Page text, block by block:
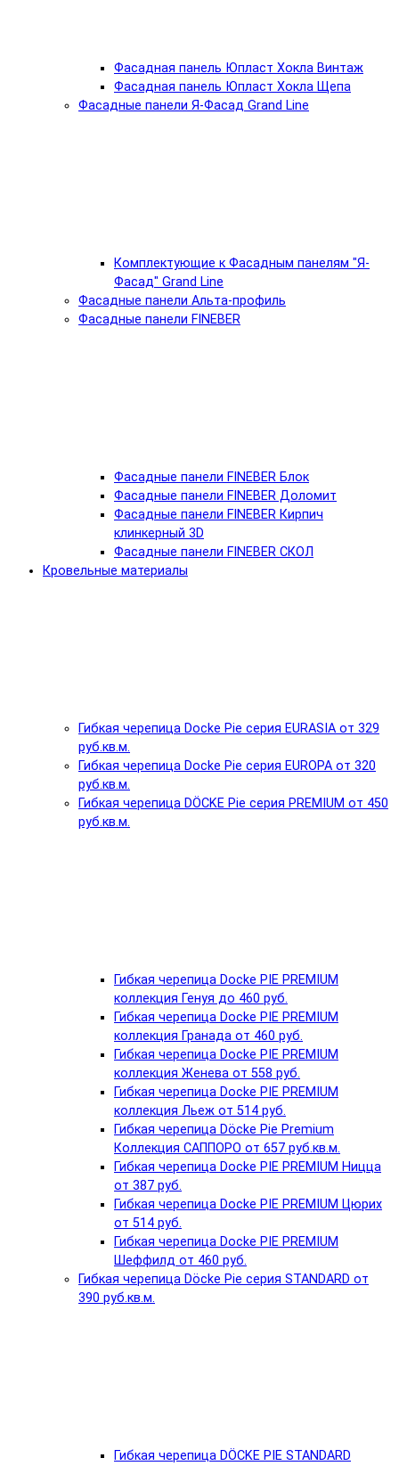
Фасадная панель Юпласт Хокла Винтаж
Фасадная панель Юпласт Хокла Щепа
Фасадные панели Я-Фасад Grand Line
Комплектующие к Фасадным панелям "Я-
Фасад" Grand Line
Фасадные панели Альта-профиль
Фасадные панели FINEBER
Фасадные панели FINEBER Блок
Фасадные панели FINEBER Доломит
Фасадные панели FINEBER Кирпич
клинкерный 3D
Фасадные панели FINEBER СКОЛ
Кровельные материалы
Гибкая черепица Docke Pie серия EURASIA от 329
руб.кв.м.
Гибкая черепица Docke Pie серия EUROPA от 320
руб.кв.м.
Гибкая черепица DÖCKE Pie серия PREMIUM от 450
руб.кв.м.
Гибкая черепица Docke PIE PREMIUM
коллекция Генуя до 460 руб.
Гибкая черепица Docke PIE PREMIUM
коллекция Гранада от 460 руб.
Гибкая черепица Docke PIE PREMIUM
коллекция Женева от 558 руб.
Гибкая черепица Docke PIE PREMIUM
коллекция Льеж от 514 руб.
Гибкая черепица Döcke Pie Premium
Коллекция САППОРО от 657 руб.кв.м.
Гибкая черепица Docke PIE PREMIUM Ницца
от 387 руб.
Гибкая черепица Docke PIE PREMIUM Цюрих
от 514 руб.
Гибкая черепица Docke PIE PREMIUM
Шеффилд от 460 руб.
Гибкая черепица Döcke Pie серия STANDARD от
390 руб.кв.м.
Гибкая черепица DÖCKE PIE STANDARD